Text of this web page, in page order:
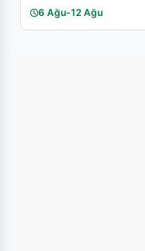
6 Ağu-12 Ağu